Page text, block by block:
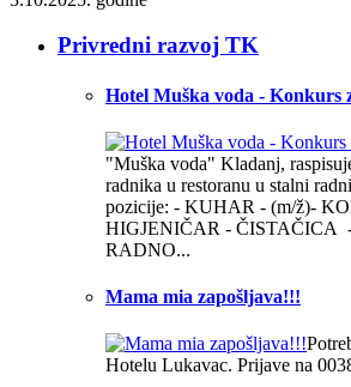
Privredni razvoj TK
Hotel Muška voda - Konkurs
"Muška voda" Kladanj,
radnika u restoranu u stalni
pozicije: - KUHAR - (m/ž)-
HIGJENIČAR - ČISTAČICA
RADNO...
Mama mia zapošljava!!!
Hotelu Lukavac. Prijave na